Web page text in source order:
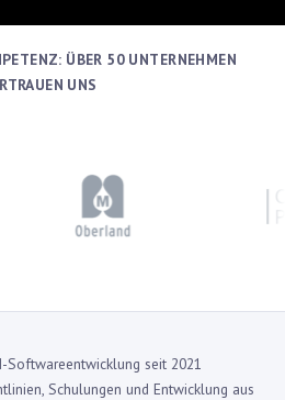
ÜBER 50 UNTERNEHMEN
UNS
Softwareentwicklung seit 2021
Schulungen und Entwicklung aus